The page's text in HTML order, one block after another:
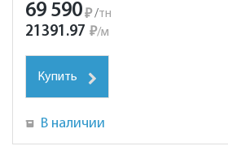
69 590₽ /тн
21391.97 ₽/м
Купить
В наличии